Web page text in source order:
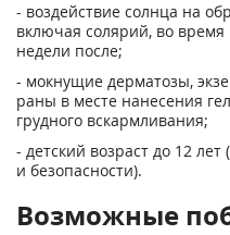
- воздействие солнца на
включая солярий, во
недели после;
- мокнущие дерматозы,
раны в месте нанесения
грудного вскармливания;
- детский возраст до 12
и безопасности).
Возможные